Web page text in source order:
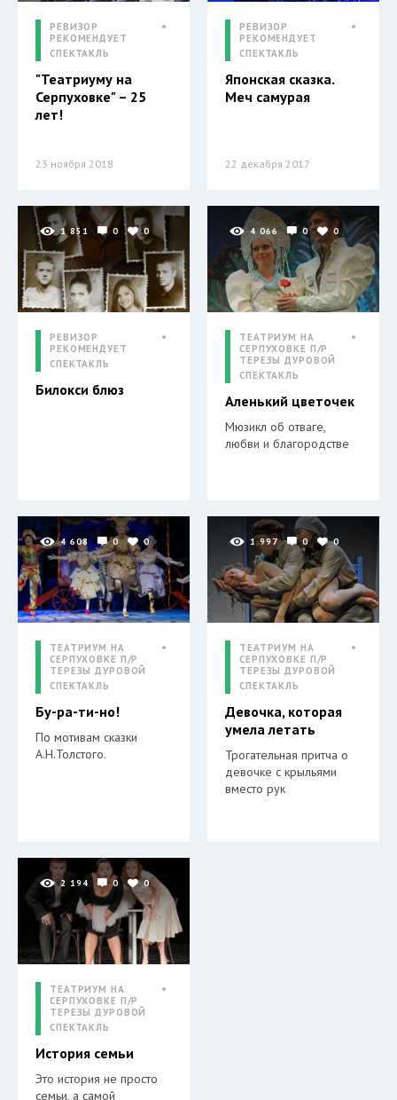
РЕВИЗОР
РЕКОМЕНДУЕТ
СПЕКТАКЛЬ
"Театриуму на
Серпуховке" – 25
лет!
23 ноября 2018
РЕВИЗОР
РЕКОМЕНДУЕТ
СПЕКТАКЛЬ
Японская сказка.
Меч самурая
22 декабря 2017
1 851 0 0
РЕВИЗОР
РЕКОМЕНДУЕТ
СПЕКТАКЛЬ
Билокси блюз
4 066 0 0
ТЕАТРИУМ НА
СЕРПУХОВКЕ П/Р
ТЕРЕЗЫ ДУРОВОЙ
СПЕКТАКЛЬ
Аленький цветочек
Мюзикл об отваге,
любви и благородстве
4 608 0 0
ТЕАТРИУМ НА
СЕРПУХОВКЕ П/Р
ТЕРЕЗЫ ДУРОВОЙ
СПЕКТАКЛЬ
Бу-ра-ти-но!
По мотивам сказки
А.Н.Толстого.
1 997 0 0
ТЕАТРИУМ НА
СЕРПУХОВКЕ П/Р
ТЕРЕЗЫ ДУРОВОЙ
СПЕКТАКЛЬ
Девочка, которая
умела летать
Трогательная притча о
девочке с крыльями
вместо рук
2 194 0 0
ТЕАТРИУМ НА
СЕРПУХОВКЕ П/Р
ТЕРЕЗЫ ДУРОВОЙ
СПЕКТАКЛЬ
История семьи
Это история не просто
семьи, а самой